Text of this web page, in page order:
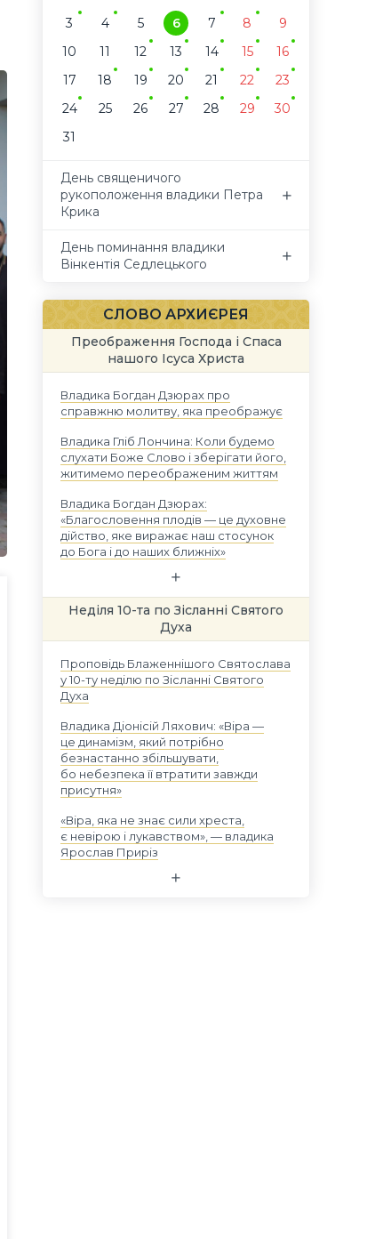
3
4 5 6 7 8
9
10
11 12 13 14 15
16
17
18 19 20 21 22
23
24
25 26 27 28 29
30
31
День священичого
рукоположення владики Петра
Крика
День поминання владики
Вінкентія Седлецького
СЛОВО АРХИЄРЕЯ
Преображення Господа і Спаса
нашого Ісуса Христа
Владика Богдан Дзюрах про
справжню молитву, яка преображує
Владика Гліб Лончина: Коли будемо
слухати Боже Слово і зберігати його,
житимемо переображеним життям
Владика Богдан Дзюрах:
«Благословення плодів — це духовне
дійство, яке виражає наш стосунок
до Бога і до наших ближніх»
Неділя 10-та по Зісланні Святого
Духа
Проповідь Блаженнішого Святослава
у 10-ту неділю по Зісланні Святого
Духа
Владика Діонісій Ляхович: «Віра —
це динамізм, який потрібно
безнастанно збільшувати,
бо небезпека її втратити завжди
присутня»
«Віра, яка не знає сили хреста,
є невірою і лукавством», — владика
Ярослав Приріз